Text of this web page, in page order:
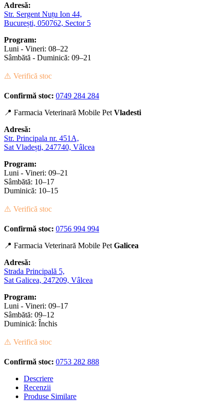
Adresă:
Str. Sergent Nuțu Ion 44,
București, 050762, Sector 5
Program:
Luni - Vineri: 08–22
Sâmbătă - Duminică: 09–21
⚠️ Verifică stoc
Confirmă stoc: 0749 284 284
📍 Farmacia Veterinară Mobile Pet Vladesti
Adresă:
Str. Principala nr. 451A,
Sat Vladești, 247740, Vâlcea
Program:
Luni - Vineri: 09–21
Sâmbătă: 10–17
Duminică: 10–15
⚠️ Verifică stoc
Confirmă stoc: 0756 994 994
📍 Farmacia Veterinară Mobile Pet Galicea
Adresă:
Strada Principală 5,
Sat Galicea, 247209, Vâlcea
Program:
Luni - Vineri: 09–17
Sâmbătă: 09–12
Duminică: Închis
⚠️ Verifică stoc
Confirmă stoc: 0753 282 888
Descriere
Recenzii
Produse Similare